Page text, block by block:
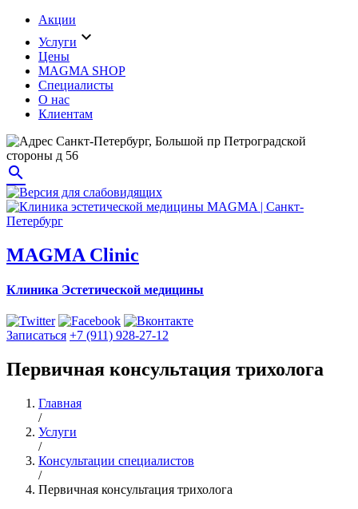
Акции
Услуги expand_more
Цены
MAGMA SHOP
Специалисты
О нас
Клиентам
Санкт-Петербург, Большой пр Петроградской
стороны д 56
search
MAGMA Clinic
Клиника Эстетической медицины
Записаться +7 (911) 928-27-12
Первичная консультация трихолога
Главная
/
Услуги
/
Консультации специалистов
/
Первичная консультация трихолога